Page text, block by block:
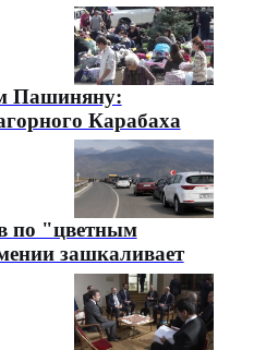
Пашиняну:
Карабаха
по "цветным
зашкаливает